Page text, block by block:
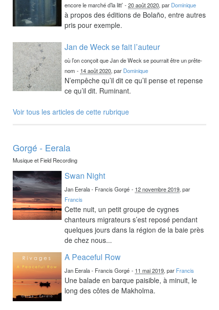
encore le marché d’la litt’ -20 août 2020, par Dominique
à propos des éditions de Bolaño, entre autres
pris pour exemple.
Jan de Weck se fait l’auteur
où l’on conçoit que Jan de Weck se pourrait être un prête-
nom - 14 août 2020, par Dominique
N’empêche qu’il dit ce qu’il pense et repense
ce qu’il dit. Ruminant.
Voir tous les articles de cette rubrique
Gorgé - Eerala
Musique et Field Recording
Swan Night
Jan Eerala - Francis Gorgé - 12 novembre 2019, par
Francis
Cette nuit, un petit groupe de cygnes
chanteurs migrateurs s’est reposé pendant
quelques jours dans la région de la baie près
de chez nous...
A Peaceful Row
Jan Eerala - Francis Gorgé - 11 mai 2019, par Francis
Une balade en barque paisible, à minuit, le
long des côtes de Makholma.